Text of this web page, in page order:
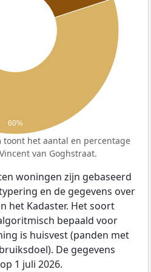
60%
het aantal en percentage
van Goghstraat.
woningen zijn gebaseerd
en de gegevens over
het Kadaster. Het soort
bepaald voor
is huisvest (panden met
De gegevens
1 juli 2026.